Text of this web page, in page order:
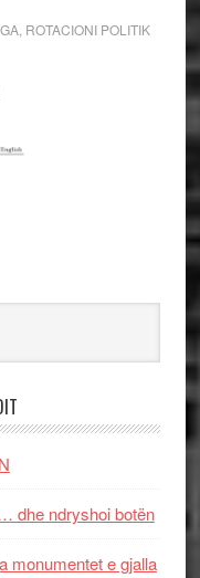
, ROTACIONI POLITIK
dhe ndryshoi botën
monumentet e gjalla